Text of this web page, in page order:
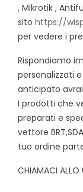
, Mikrotik ,
sito https://
per vedere i
Rispondiamo
personalizzati
anticipato
I prodotti che
preparati e
vettore
tuo ordine
CHIAMACI